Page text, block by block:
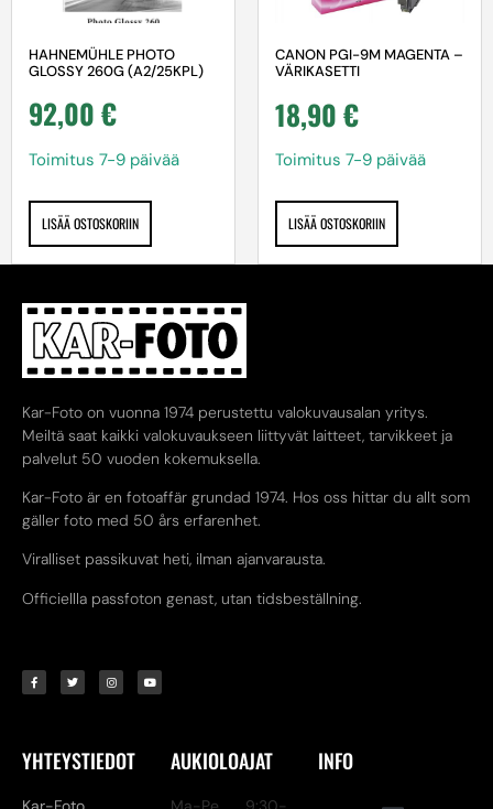
HAHNEMÜHLE PHOTO
GLOSSY 260G (A2/25KPL)
92,00€
Toimitus 7-9 päivää
LISÄÄ OSTOSKORIIN
CANON PGI-9M MAGENTA –
VÄRIKASETTI
18,90€
Toimitus 7-9 päivää
LISÄÄ OSTOSKORIIN
Kar-Foto on vuonna 1974 perustettu valokuvausalan yritys.
Meiltä saat kaikki valokuvaukseen liittyvät laitteet, tarvikkeet ja
palvelut 50 vuoden kokemuksella.
Kar-Foto är en fotoaffär grundad 1974. Hos oss hittar du allt som
gäller foto med 50 års erfarenhet.
Viralliset passikuvat heti, ilman ajanvarausta.
Officiellla passfoton genast, utan tidsbeställning.
YHTEYSTIEDOT AUKIOLOAJAT INFO